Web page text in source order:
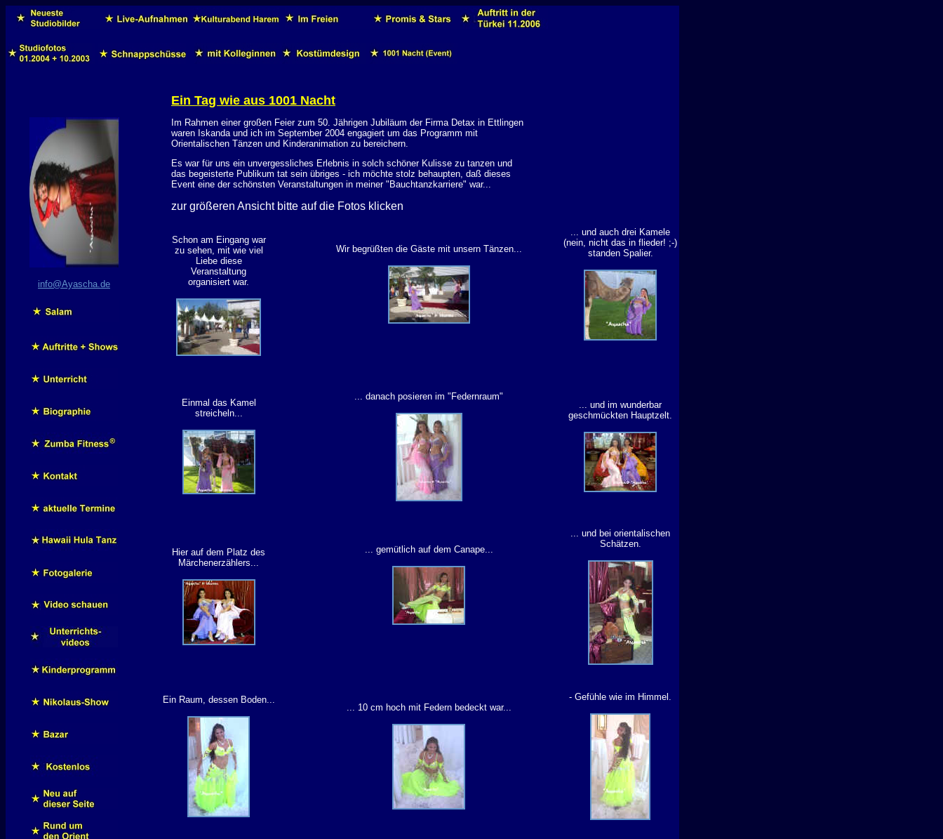
info@Ayascha.de
Ein Tag wie aus 1001 Nacht
Im Rahmen einer großen Feier zum 50. Jährigen Jubiläum der Firma Detax in Ettlingen
waren Iskanda und ich im September 2004 engagiert um das Programm mit
Orientalischen Tänzen und Kinderanimation zu bereichern.
Es war für uns ein unvergessliches Erlebnis in solch schöner Kulisse zu tanzen und
das begeisterte Publikum tat sein übriges - ich möchte stolz behaupten, daß dieses
Event eine der schönsten Veranstaltungen in meiner "Bauchtanzkarriere" war...
zur größeren Ansicht bitte auf die Fotos klicken
Schon am Eingang war
zu sehen, mit wie viel
Liebe diese
Veranstaltung
organisiert war.
Wir begrüßten die Gäste mit unsern Tänzen...
... und auch drei Kamele
(nein, nicht das in flieder! ;-)
standen Spalier.
Einmal das Kamel
streicheln...
... danach posieren im "Federnraum"
... und im wunderbar
geschmückten Hauptzelt.
Hier auf dem Platz des
Märchenerzählers...
... gemütlich auf dem Canape...
... und bei orientalischen
Schätzen.
Ein Raum, dessen Boden...
... 10 cm hoch mit Federn bedeckt war...
- Gefühle wie im Himmel.